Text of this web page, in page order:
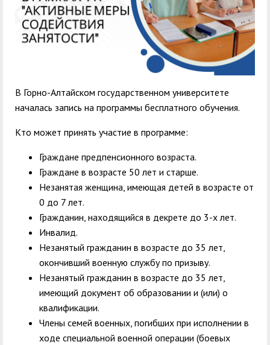
общественностью
Международная
Управление по
административно-
хозяйственной работе
Закупки
Профком студентов и
Республиканская
профсоюзная
организация высшей
школы
Лучшие студенты
Сведения о доходах
Вопросы ректору
Структура
образования
Центр тестирования
Центр развития
компетенций
муниципальных
Центр русского языка
как иностранного
Совет родителей
(законных
представителей)
несовершеннолетних
обучающихся ГАГУ
Образовательный
модуль «Обучение
служением»
предоставлении
академического
отпуска обучающимся
В Горно-Алтайском государственном университете
началась запись на программы бесплатного обучения.
Кто может принять участие в программе:
Граждане предпенсионного возраста.
Граждане в возрасте 50 лет и старше.
Незанятая женщина, имеющая детей в возрасте от
0 до 7 лет.
Гражданин, находящийся в декрете до 3-х лет.
Инвалид.
Незанятый гражданин в возрасте до 35 лет,
окончивший военную службу по призыву.
Незанятый гражданин в возрасте до 35 лет,
имеющий документ об образовании и (или) о
квалификации.
Члены семей военных, погибших при исполнении в
ходе специальной военной операции (боевых